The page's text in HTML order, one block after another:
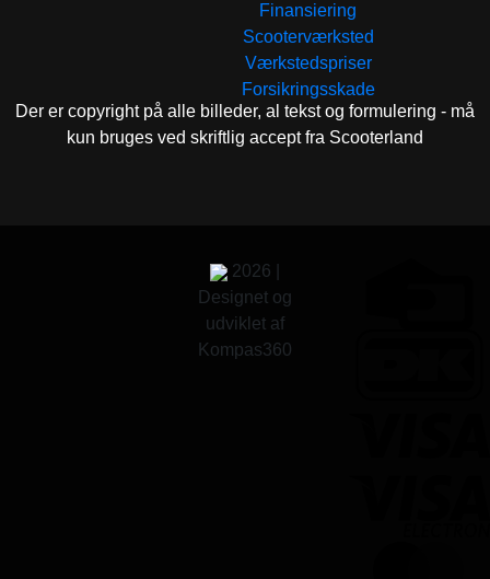
Finansiering
Scooterværksted
Værkstedspriser
Forsikringsskade
Der er copyright på alle billeder, al tekst og formulering - må
kun bruges ved skriftlig accept fra Scooterland
2026 |
Designet og
udviklet af
Kompas360